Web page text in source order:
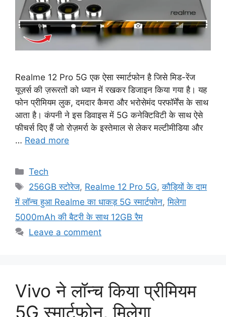
Realme 12 Pro 5G एक ऐसा स्मार्टफोन है जिसे मिड-रेंज
यूज़र्स की ज़रूरतों को ध्यान में रखकर डिजाइन किया गया है। यह
फोन प्रीमियम लुक, दमदार कैमरा और भरोसेमंद परफॉर्मेंस के साथ
आता है। कंपनी ने इस डिवाइस में 5G कनेक्टिविटी के साथ ऐसे
फीचर्स दिए हैं जो रोज़मर्रा के इस्तेमाल से लेकर मल्टीमीडिया और
… Read more
Categories
Tech
Tags
256GB स्टोरेज, Realme 12 Pro 5G,कौड़ियों के दाम
में लॉन्च हुआ Realme का धाकड़ 5G स्मार्टफोन,मिलेगा
5000mAh की बैटरी के साथ 12GB रैम
Leave a comment
Vivo ने लॉन्च किया प्रीमियम
5G स्मार्टफ़ोन, मिलेगा